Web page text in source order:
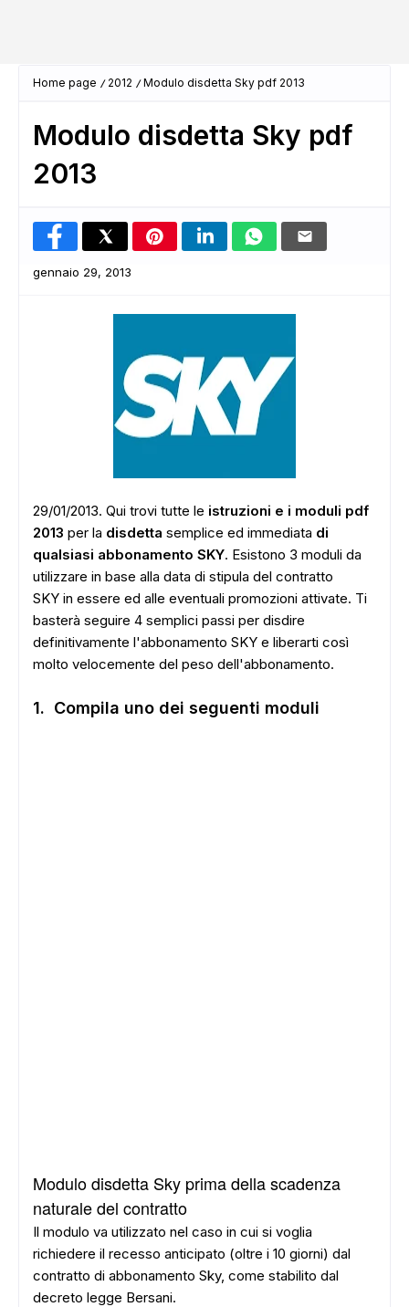
Home page 2012 Modulo disdetta Sky pdf 2013
Modulo disdetta Sky pdf
2013
gennaio 29, 2013
29/01/2013. Qui trovi tutte le istruzioni e i moduli pdf
2013 per la disdetta semplice ed immediata di
qualsiasi abbonamento SKY. Esistono 3 moduli da
utilizzare in base alla data di stipula del contratto
SKY in essere ed alle eventuali promozioni attivate. Ti
basterà seguire 4 semplici passi per disdire
definitivamente l'abbonamento SKY e liberarti così
molto velocemente del peso dell'abbonamento.
1. Compila uno dei seguenti moduli
Modulo disdetta Sky prima della scadenza
naturale del contratto
Il modulo va utilizzato nel caso in cui si voglia
richiedere il recesso anticipato (oltre i 10 giorni) dal
contratto di abbonamento Sky, come stabilito dal
decreto legge Bersani.